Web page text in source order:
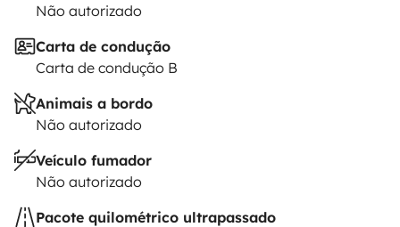
Não autorizado
Carta de condução
Carta de condução B
Animais a bordo
Não autorizado
Veículo fumador
Não autorizado
Pacote quilométrico ultrapassado